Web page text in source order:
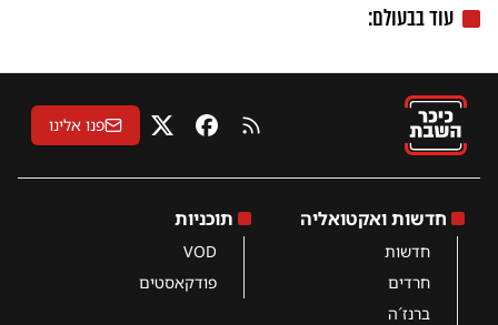
עוד בבעולם:
RSS פייסבוקX פנו אלינו
חדשות ואקטואליה
חדשות
חרדים
ברנז´ה
תוכניות
VOD
פודקאסטים